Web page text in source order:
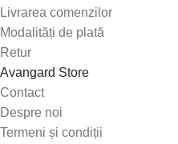
Livrarea comenzilor
Modalități de plată
Retur
Avangard Store
Contact
Despre noi
Termeni și condiții